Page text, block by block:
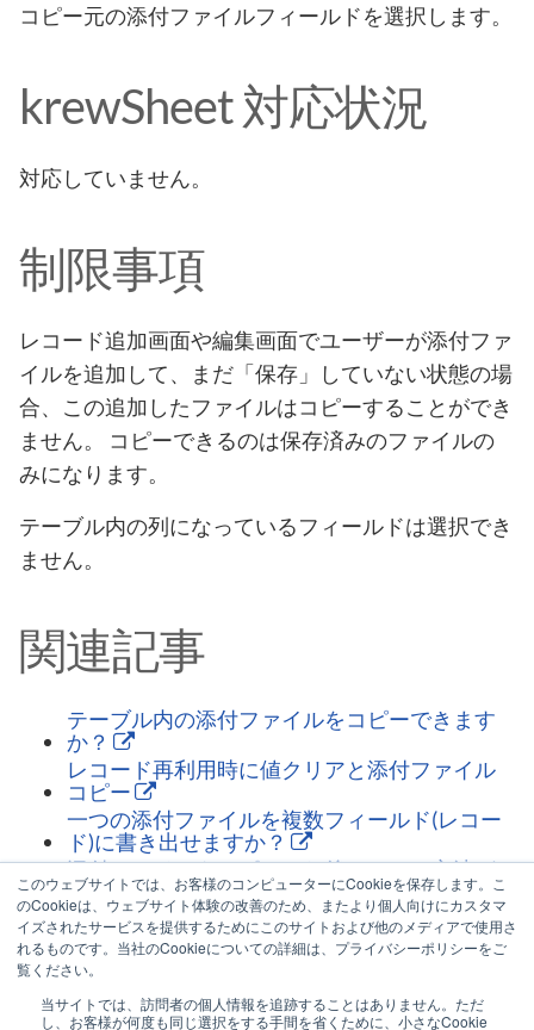
このウェブサイトでは、お客様のコンピューターにCookieを保存します。こ
のCookieは、ウェブサイト体験の改善のため、またより個人向けにカスタマ
イズされたサービスを提供するためにこのサイトおよび他のメディアで使用さ
れるものです。当社のCookieについての詳細は、プライバシーポリシーをご
覧ください。
当サイトでは、訪問者の個人情報を追跡することはありません。ただ
し、お客様が何度も同じ選択をする手間を省くために、小さなCookie
コピー元の添付ファイルフィールドを選択します。
krewSheet 対応状況
対応していません。
制限事項
レコード追加画面や編集画面でユーザーが添付ファ
イルを追加して、まだ「保存」していない状態の場
合、この追加したファイルはコピーすることができ
ません。 コピーできるのは保存済みのファイルの
みになります。
テーブル内の列になっているフィールドは選択でき
ません。
関連記事
テーブル内の添付ファイルをコピーできます
か？
レコード再利用時に値クリアと添付ファイル
コピー
一つの添付ファイルを複数フィールド(レコー
ド)に書き出せますか？
添付ファイルをコピーした後のセット方法が
わからないのですが、どうすればいいです
か？
複数の添付ファイルをテーブル行に分割して
添付する方法